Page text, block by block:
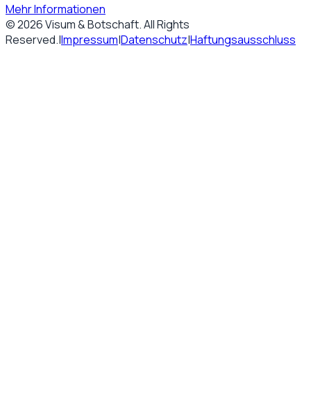
Mehr Informationen
©2026Visum & Botschaft. All Rights
Reserved.|Impressum|Datenschutz|Haftungsausschluss